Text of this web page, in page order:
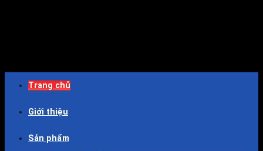
Trang chủ
Giới thiệu
Sản phẩm